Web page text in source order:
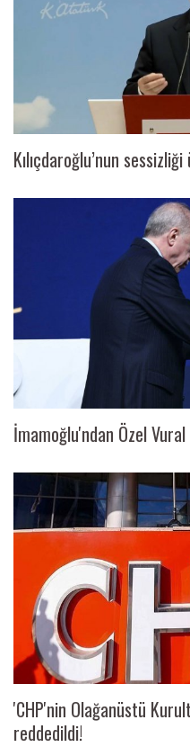
Kılıçdaroğlu’nun
İmamoğlu'ndan Özel Vural
'CHP'nin Olağanüstü
reddedildi!